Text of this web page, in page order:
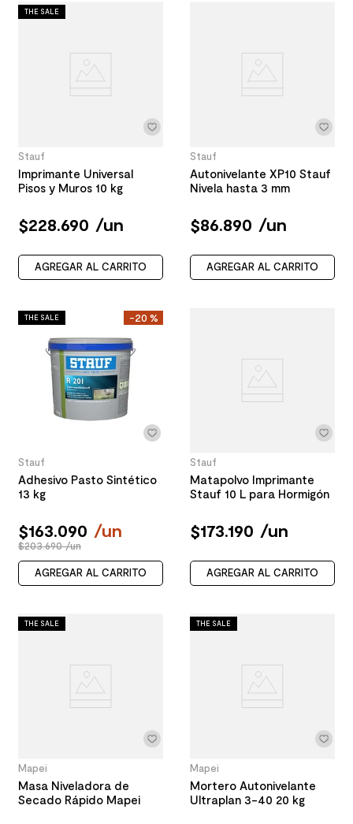
THE SALE
Stauf
Imprimante Universal
Pisos y Muros 10 kg
$228.690 /un
AGREGAR AL CARRITO
Stauf
Autonivelante XP10 Stauf
Nivela hasta 3 mm
$86.890 /un
AGREGAR AL CARRITO
-20 %
THE SALE
Stauf
Adhesivo Pasto Sintético
13 kg
$163.090 /un
$203.690 /un
AGREGAR AL CARRITO
Stauf
Matapolvo Imprimante
Stauf 10 L para Hormigón
$173.190 /un
AGREGAR AL CARRITO
THE SALE
Mapei
Masa Niveladora de
Secado Rápido Mapei
THE SALE
Mapei
Mortero Autonivelante
Ultraplan 3-40 20 kg